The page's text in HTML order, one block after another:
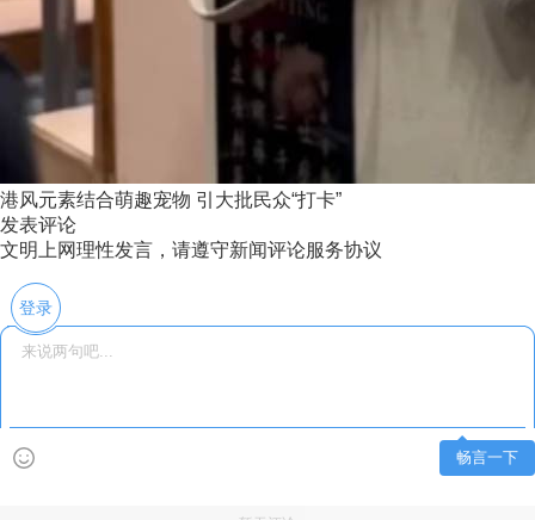
港风元素结合萌趣宠物 引大批民众“打卡”
发表评论
文明上网理性发言，请遵守新闻评论服务协议
登录
畅言一下